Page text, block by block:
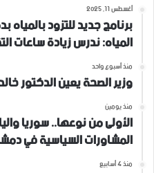
أغسطس 11, 2025
برنامج جديد للتزود
المياه: ندرس زيادة ساعات
منذ أسبوع واحد
وزير الصحة يعين الدكتور
منذ يومين
الأولى من نوعها.. سوريا
المشاورات السياسية في
منذ 4 أسابيع